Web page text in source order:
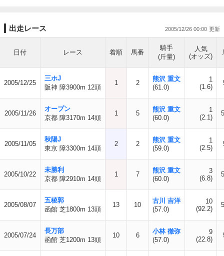
出走レース 2005/12/26 00:00
日付 レース 着順 馬番
騎手
(斤量)
人気
(オッズ)
2005/12/25
三ホJ
阪神 障3900m 12頭
1 2
熊沢 重文
(61.0)
1
(1.6)
2005/11/26
オープン
京都 障3170m 14頭
1 5
熊沢 重文
(60.0)
1
(2.1)
2005/11/05
秋陽J
東京 障3300m 14頭
2 2
熊沢 重文
(59.0)
1
(2.5)
2005/10/22
未勝利
京都 障2910m 14頭
1 7
熊沢 重文
(60.0)
3
(6.8)
2005/08/07
五稜郭
函館 芝1800m 13頭
13 10
古川 吉洋
(57.0)
10
(92.2)
2005/07/24
長万部
函館 芝1200m 13頭
10 6
小林 徹弥
(57.0)
9
(22.8)